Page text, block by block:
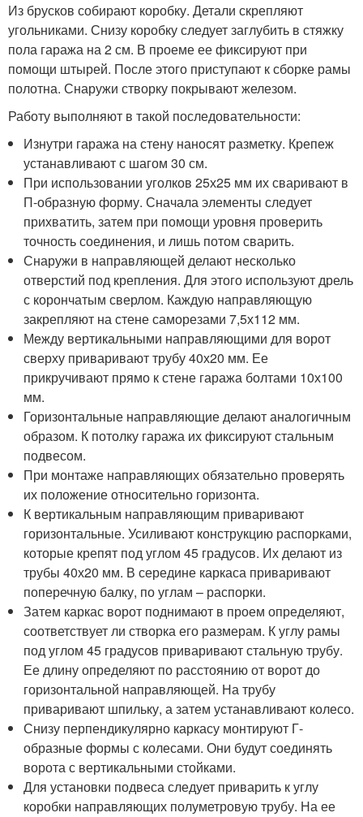
Из брусков собирают коробку. Детали скрепляют
угольниками. Снизу коробку следует заглубить в стяжку
пола гаража на 2 см. В проеме ее фиксируют при
помощи штырей. После этого приступают к сборке рамы
полотна. Снаружи створку покрывают железом.
Работу выполняют в такой последовательности:
Изнутри гаража на стену наносят разметку. Крепеж
устанавливают с шагом 30 см.
При использовании уголков 25х25 мм их сваривают в
П-образную форму. Сначала элементы следует
прихватить, затем при помощи уровня проверить
точность соединения, и лишь потом сварить.
Снаружи в направляющей делают несколько
отверстий под крепления. Для этого используют дрель
с корончатым сверлом. Каждую направляющую
закрепляют на стене саморезами 7,5х112 мм.
Между вертикальными направляющими для ворот
сверху приваривают трубу 40х20 мм. Ее
прикручивают прямо к стене гаража болтами 10х100
мм.
Горизонтальные направляющие делают аналогичным
образом. К потолку гаража их фиксируют стальным
подвесом.
При монтаже направляющих обязательно проверять
их положение относительно горизонта.
К вертикальным направляющим приваривают
горизонтальные. Усиливают конструкцию распорками,
которые крепят под углом 45 градусов. Их делают из
трубы 40х20 мм. В середине каркаса приваривают
поперечную балку, по углам – распорки.
Затем каркас ворот поднимают в проем определяют,
соответствует ли створка его размерам. К углу рамы
под углом 45 градусов приваривают стальную трубу.
Ее длину определяют по расстоянию от ворот до
горизонтальной направляющей. На трубу
приваривают шпильку, а затем устанавливают колесо.
Снизу перпендикулярно каркасу монтируют Г-
образные формы с колесами. Они будут соединять
ворота с вертикальными стойками.
Для установки подвеса следует приварить к углу
коробки направляющих полуметровую трубу. На ее